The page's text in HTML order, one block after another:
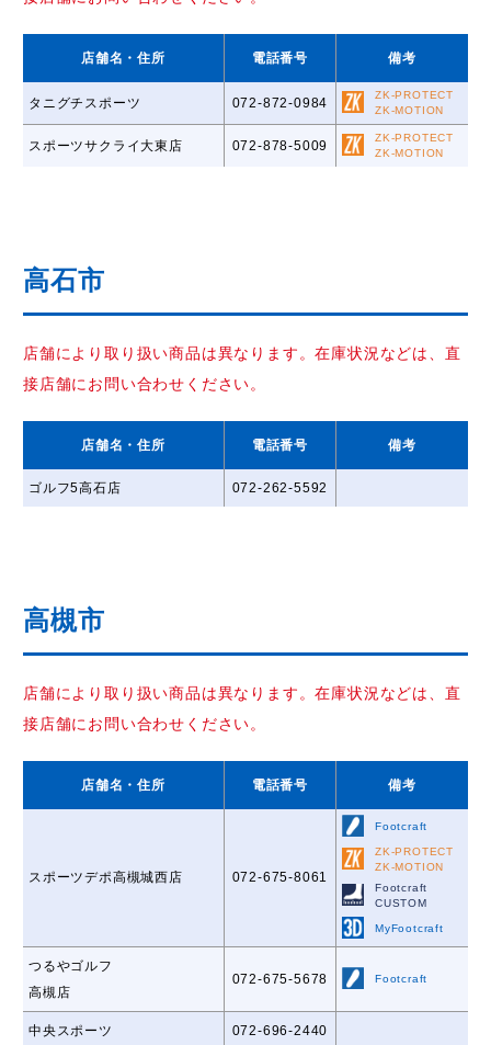
店舗名 ・住所 電話番号 備考
タニグチスポーツ 072-872-0984
ZK-PROTECT
ZK-MOTION
スポーツサクライ大東店 072-878-5009
ZK-PROTECT
ZK-MOTION
高石市
店舗により取り扱い商品は異なります。在庫状況などは、直
接店舗にお問い合わせください。
店舗名 ・住所 電話番号 備考
ゴルフ5高石店 072-262-5592
高槻市
店舗により取り扱い商品は異なります。在庫状況などは、直
接店舗にお問い合わせください。
店舗名 ・住所 電話番号 備考
スポーツデポ高槻城西店 072-675-8061
Footcraft
ZK-PROTECT
ZK-MOTION
Footcraft
CUSTOM
MyFootcraft
つるやゴルフ
高槻店
072-675-5678 Footcraft
中央スポーツ 072-696-2440